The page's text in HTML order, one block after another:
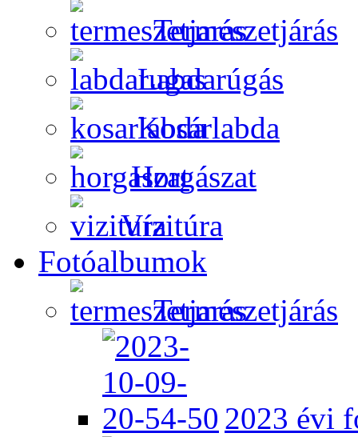
Természetjárás
Labdarúgás
Kosárlabda
Horgászat
Vízitúra
Fotóalbumok
Természetjárás
2023 évi